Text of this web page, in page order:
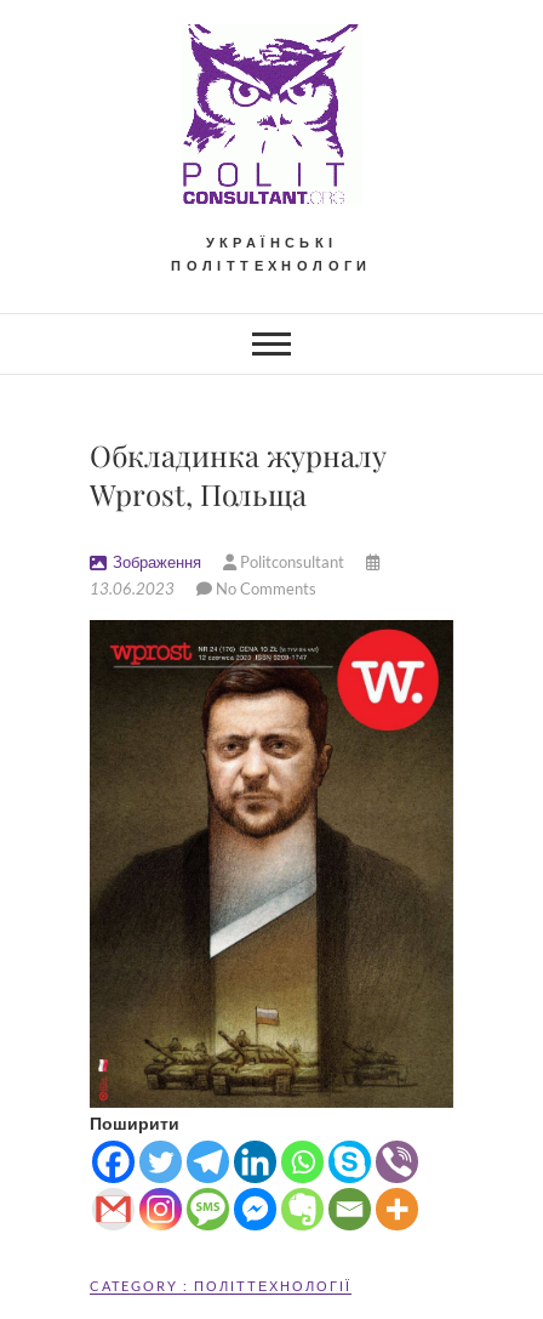
УКРАЇНСЬКІ
ПОЛІТТЕХНОЛОГИ
Обкладинка журналу
Wprost, Польща
Зображення
Politconsultant
13.06.2023
No Comments
Поширити
CATEGORY : ПОЛІТТЕХНОЛОГІЇ